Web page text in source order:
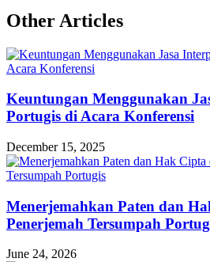
Other Articles
Keuntungan Menggunakan
Portugis di Acara Konferensi
December 15, 2025
Menerjemahkan Paten dan
Penerjemah Tersumpah
June 24, 2026